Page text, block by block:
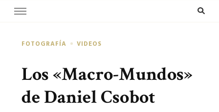
FOTOGRAFÍA VIDEOS
Los «Macro-Mundos»
de Daniel Csobot